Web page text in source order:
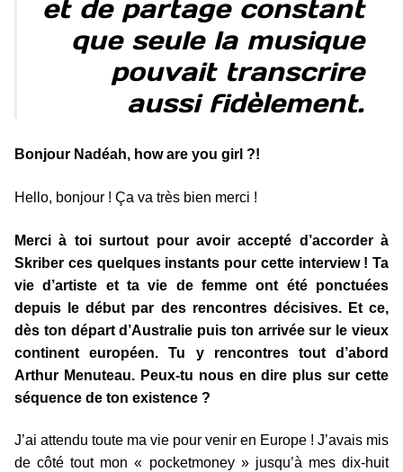
et de partage constant
que seule la musique
pouvait transcrire
aussi fidèlement.
Bonjour Nadéah, how are you girl ?!
Hello, bonjour ! Ça va très bien merci !
Merci à toi surtout pour avoir accepté d’accorder à
Skriber ces quelques instants pour cette interview ! Ta
vie d’artiste et ta vie de femme ont été ponctuées
depuis le début par des rencontres décisives. Et ce,
dès ton départ d’Australie puis ton arrivée sur le vieux
continent européen. Tu y rencontres tout d’abord
Arthur Menuteau. Peux-tu nous en dire plus sur cette
séquence de ton existence ?
J’ai attendu toute ma vie pour venir en Europe ! J’avais mis
de côté tout mon « pocketmoney » jusqu’à mes dix-huit